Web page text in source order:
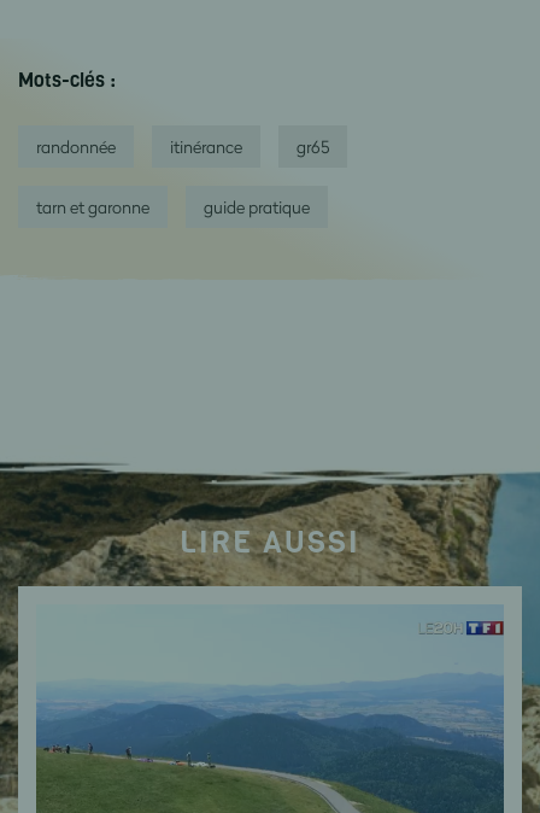
Mots-clés :
randonnée itinérance gr65
tarn et garonne guide pratique
LIRE AUSSI